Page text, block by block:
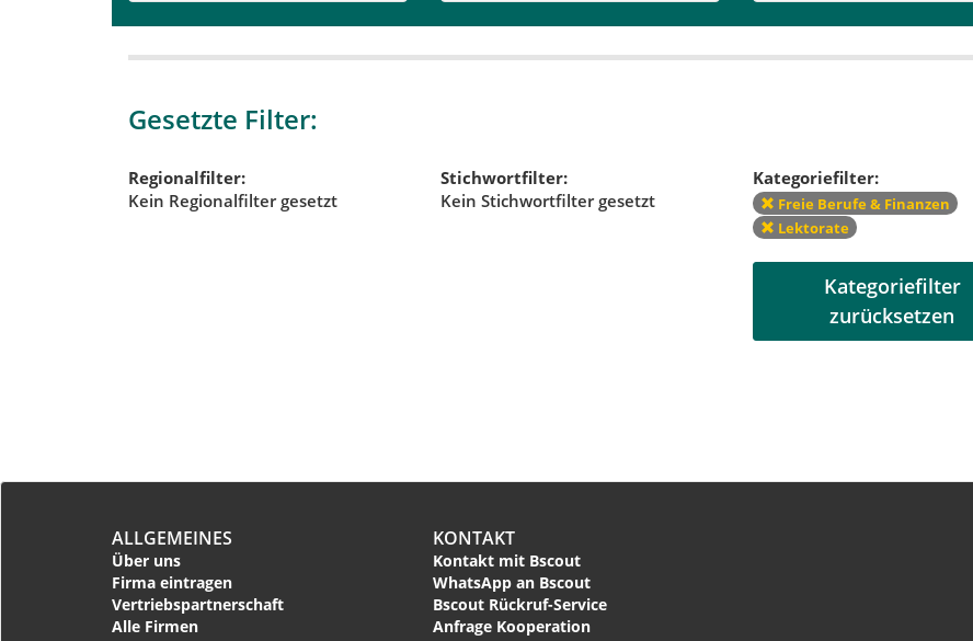
Gesetzte Filter:
Regionalfilter:
Kein Regionalfilter gesetzt
Stichwortfilter:
Kein Stichwortfilter gesetzt
Kategoriefilter:
Freie Berufe & Finanzen
Lektorate
Kategoriefilter
zurücksetzen
ALLGEMEINES
Über uns
Firma eintragen
Vertriebspartnerschaft
Alle Firmen
KONTAKT
Kontakt mit Bscout
WhatsApp an Bscout
Bscout Rückruf-Service
Anfrage Kooperation